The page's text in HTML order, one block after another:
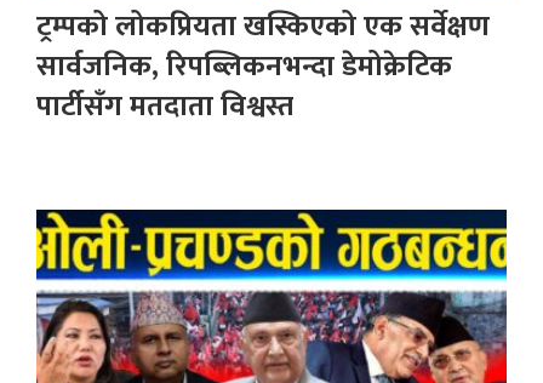
ट्रम्पको लोकप्रियता खस्किएको एक सर्वेक्षण
सार्वजनिक, रिपब्लिकनभन्दा डेमोक्रेटिक
पार्टीसँग मतदाता विश्वस्त